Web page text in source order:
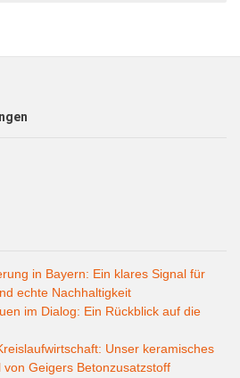
in Bayern: Ein klares Signal für
echte Nachhaltigkeit
im Dialog: Ein Rückblick auf die
Unser keramisches
von Geigers Betonzusatzstoff